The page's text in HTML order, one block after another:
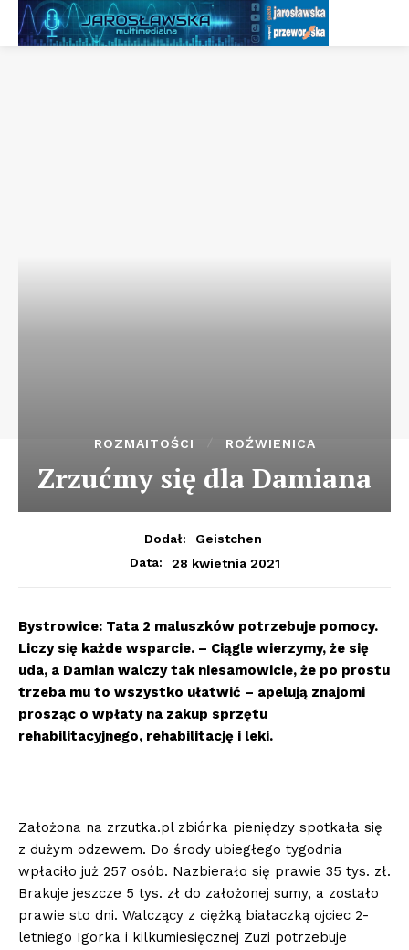
ROZMAITOŚCI ROŹWIENICA
Zrzućmy się dla Damiana
Dodał:
Geistchen
Data:
28 kwietnia 2021
Bystrowice: Tata 2 maluszków potrzebuje pomocy.
Liczy się każde wsparcie. – Ciągle wierzymy, że się
uda, a Damian walczy tak niesamowicie, że po prostu
trzeba mu to wszystko ułatwić – apelują znajomi
prosząc o wpłaty na zakup sprzętu
rehabilitacyjnego, rehabilitację i leki.
Założona na zrzutka.pl zbiórka pieniędzy spotkała się
z dużym odzewem. Do środy ubiegłego tygodnia
wpłaciło już 257 osób. Nazbierało się prawie 35 tys. zł.
Brakuje jeszcze 5 tys. zł do założonej sumy, a zostało
prawie sto dni. Walczący z ciężką białaczką ojciec 2-
letniego Igorka i kilkumiesięcznej Zuzi potrzebuje